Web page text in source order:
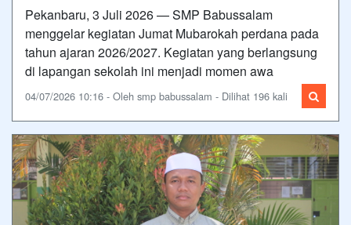
Pekanbaru, 3 Juli 2026 — SMP Babussalam
menggelar kegiatan Jumat Mubarokah perdana pada
tahun ajaran 2026/2027. Kegiatan yang berlangsung
di lapangan sekolah ini menjadi momen awa
04/07/2026 10:16 - Oleh smp babussalam - Dilihat 196 kali